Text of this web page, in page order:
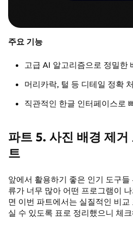
주요 기능
고급 AI 알고리즘으로 정밀한
머리카락, 털 등 디테일 정확
직관적인 한글 인터페이스로
파트 5. 사진 배경 제거
트
앞에서 활용하기 좋은 인기 도구
류가 너무 많아 어떤 프로그램이
면 이번 파트에서는 실질적인 비
실 수 있도록 표로 정리했으니 체